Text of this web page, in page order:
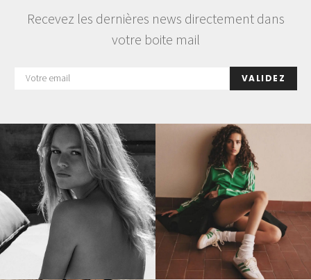
Recevez les dernières news directement dans
votre boite mail
VALIDEZ